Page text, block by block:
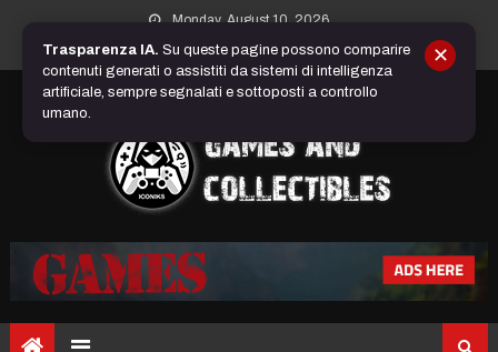
content
Monday, August 10, 2026
Trasparenza IA. Su queste pagine possono comparire
contenuti generati o assistiti da sistemi di intelligenza
artificiale, sempre segnalati e sottoposti a controllo
umano.
✕